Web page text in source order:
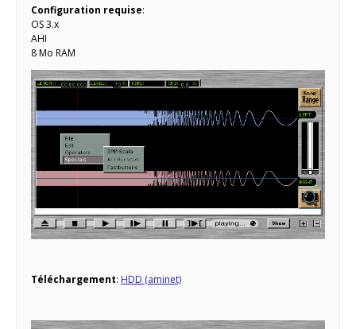
Configuration requise:
OS 3.x
AHI
8 Mo RAM
Téléchargement: HDD (aminet)